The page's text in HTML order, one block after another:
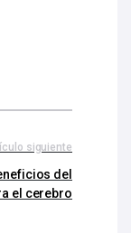
siguiente
del
el cerebro